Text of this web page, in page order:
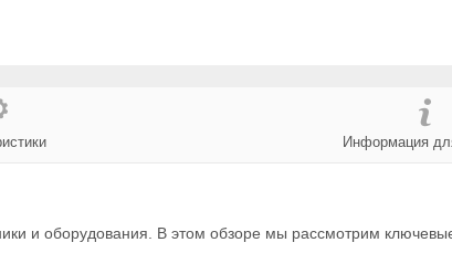
Информация
и оборудования. В этом обзоре мы рассмотрим